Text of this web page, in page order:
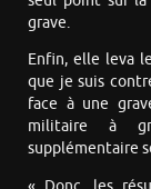
grave.
Enfin, elle leva
que je suis
face à une
militaire à
supplémentaire